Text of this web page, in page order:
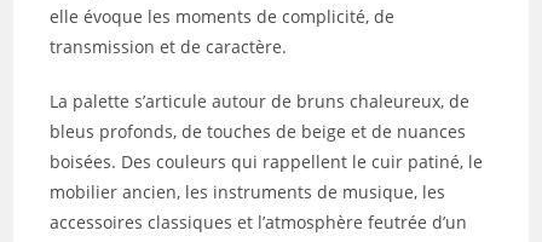
elle évoque les moments de complicité, de
transmission et de caractère.
La palette s’articule autour de bruns chaleureux, de
bleus profonds, de touches de beige et de nuances
boisées. Des couleurs qui rappellent le cuir patiné, le
mobilier ancien, les instruments de musique, les
accessoires classiques et l’atmosphère feutrée d’un